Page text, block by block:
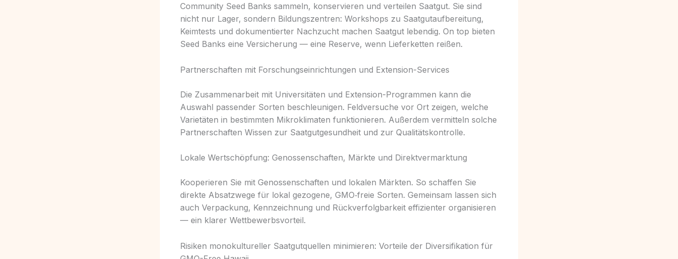
Community Seed Banks sammeln, konservieren und verteilen Saatgut. Sie sind
nicht nur Lager, sondern Bildungszentren: Workshops zu Saatgutaufbereitung,
Keimtests und dokumentierter Nachzucht machen Saatgut lebendig. On top bieten
Seed Banks eine Versicherung — eine Reserve, wenn Lieferketten reißen.
Partnerschaften mit Forschungseinrichtungen und Extension-Services
Die Zusammenarbeit mit Universitäten und Extension-Programmen kann die
Auswahl passender Sorten beschleunigen. Feldversuche vor Ort zeigen, welche
Varietäten in bestimmten Mikroklimaten funktionieren. Außerdem vermitteln solche
Partnerschaften Wissen zur Saatgutgesundheit und zur Qualitätskontrolle.
Lokale Wertschöpfung: Genossenschaften, Märkte und Direktvermarktung
Kooperieren Sie mit Genossenschaften und lokalen Märkten. So schaffen Sie
direkte Absatzwege für lokal gezogene, GMO‑freie Sorten. Gemeinsam lassen sich
auch Verpackung, Kennzeichnung und Rückverfolgbarkeit effizienter organisieren
— ein klarer Wettbewerbsvorteil.
Risiken monokultureller Saatgutquellen minimieren: Vorteile der Diversifikation für